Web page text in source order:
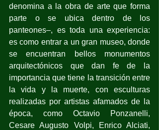
denomina a la obra de arte que forma
parte o se ubica dentro de los
panteones–, es toda una experiencia:
es como entrar a un gran museo, donde
se encuentran bellos monumentos
arquitectónicos que dan fe de la
importancia que tiene la transición entre
la vida y la muerte, con esculturas
realizadas por artistas afamados de la
época, como Octavio Ponzanelli,
Cesare Augusto Volpi, Enrico Alciati,